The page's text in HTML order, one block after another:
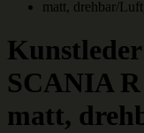
SCANIA
matt,